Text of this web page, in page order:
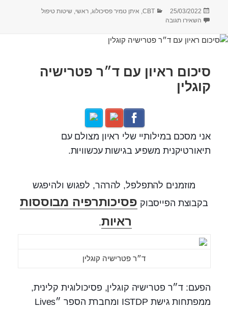
פורסם
בתאריך
25/03/2022 קטגוריות
CBT
, איתן טמיר פסיכולוג,ראשי,שיטות טיפול
השאירו תגובה
סיכום ראיון עם ד״ר פטרישיה
קוגלין
אני מסכם במילותיי שלי ראיון מצולם עם
תיאורטיקנית משפיע בגישות עכשוויות.
מוזמנים להתפלפל, להרהר, לפגוש ולהיפגש
בקבוצת הפייסבוק פסיכותרפיה מבוססות
ראיות.
ד״ר פטרישיה קוגלין
הפעם: ד״ר פטרישיה קוגלין, פסיכולוגית קלינית,
ממפתחות גישת ISTDP ומחברת הספר ״Lives